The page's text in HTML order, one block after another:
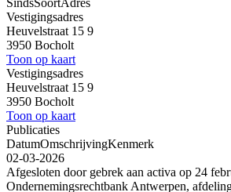
Vestigingsadres
Heuvelstraat 15 9
3950 Bocholt
Toon op kaart
Vestigingsadres
Heuvelstraat 15 9
3950 Bocholt
Toon op kaart
Publicaties
DatumOmschrijvingKenmerk
02-03-2026
Afgesloten door gebrek aan activa op 24
Ondernemingsrechtbank Antwerpen,